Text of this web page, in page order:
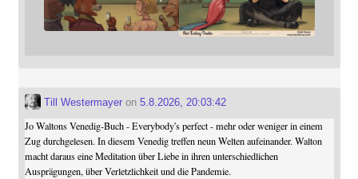
Till Westermayeron 5.8.2026, 20:03:42
Jo Waltons Venedig-Buch - Everybody's perfect - mehr oder weniger in einem
Zug durchgelesen. In diesem Venedig treffen neun Welten aufeinander. Walton
macht daraus eine Meditation über Liebe in ihren unterschiedlichen
Ausprägungen, über Verletzlichkeit und die Pandemie.